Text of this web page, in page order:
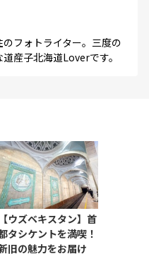
フォトライター。三度の
産子北海道Loverです。
【ウズベキスタン】首
タシケントを満喫！
旧の魅力をお届け